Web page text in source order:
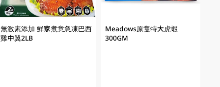
無激素添加 鮮家煮意急凍巴西
雞中翼2LB
Meadows原隻特大虎蝦
300GM